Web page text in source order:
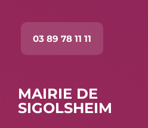
03 89 78 11 11
MAIRIE DE
SIGOLSHEIM